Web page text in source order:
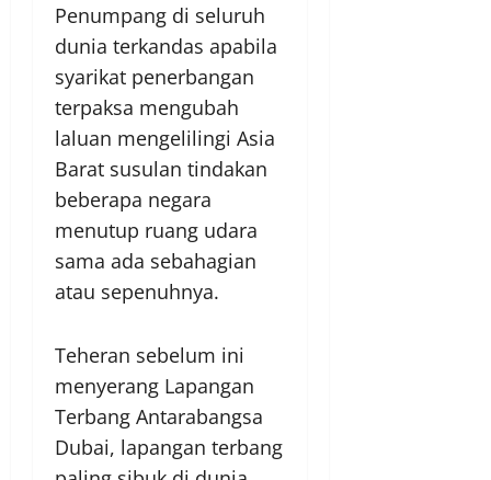
Penumpang di seluruh
dunia terkandas apabila
syarikat penerbangan
terpaksa mengubah
laluan mengelilingi Asia
Barat susulan tindakan
beberapa negara
menutup ruang udara
sama ada sebahagian
atau sepenuhnya.
Teheran sebelum ini
menyerang Lapangan
Terbang Antarabangsa
Dubai, lapangan terbang